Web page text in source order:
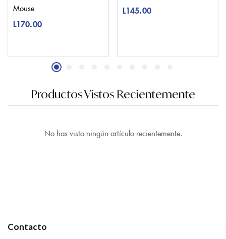
Mouse
L170.00
L145.00
Productos Vistos Recientemente
No has visto ningún artículo recientemente.
Contacto